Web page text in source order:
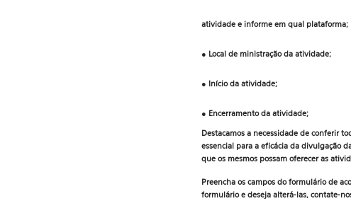
atividade e informe em qual plataforma;
● Local de ministração da atividade;
● Início da atividade;
● Encerramento da atividade;
Destacamos a necessidade de conferir
essencial para a eficácia da divulgação
que os mesmos possam oferecer as
Preencha os campos do formulário de
formulário e deseja alterá-las, contate-